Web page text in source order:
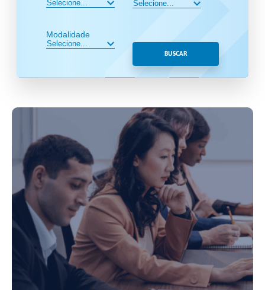
Modalidade
BUSCAR